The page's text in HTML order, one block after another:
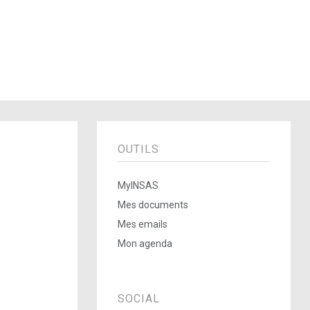
OUTILS
MyINSAS
Mes documents
Mes emails
Mon agenda
SOCIAL